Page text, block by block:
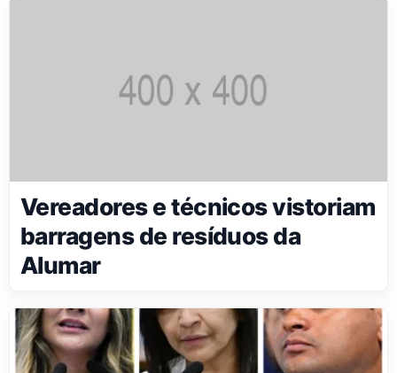
Vereadores e técnicos vistoriam
barragens de resíduos da
Alumar